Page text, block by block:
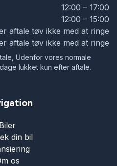
12:00 – 17:00
12:00 – 15:00
aftale tøv ikke med at ringe
aftale tøv ikke med at ringe
Udenfor vores normale
lukket kun efter aftale.
Biler
din bil
os